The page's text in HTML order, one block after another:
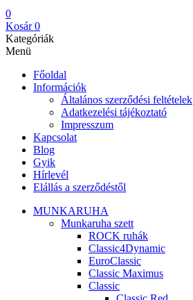
0
Kosár 0
Kategóriák
Menü
Főoldal
Információk
Általános szerződési feltételek
Adatkezelési tájékoztató
Impresszum
Kapcsolat
Blog
Gyik
Hírlevél
Elállás a szerződéstől
MUNKARUHA
Munkaruha szett
ROCK ruhák
Classic4Dynamic
EuroClassic
Classic Maximus
Classic